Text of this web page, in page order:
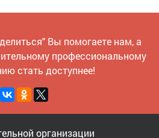
Вы помогаете нам, а
профессиональному
стать доступнее!
организации